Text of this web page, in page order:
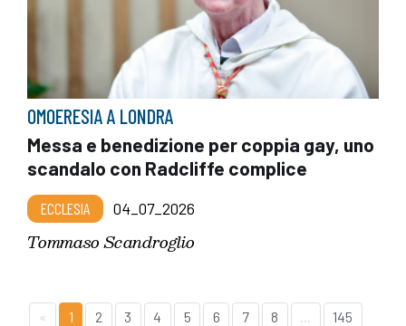
OMOERESIA A LONDRA
Messa e benedizione per coppia gay, uno
scandalo con Radcliffe complice
ECCLESIA 04_07_2026
Tommaso Scandroglio
« 1 2 3 4 5 6 7 8 ... 145